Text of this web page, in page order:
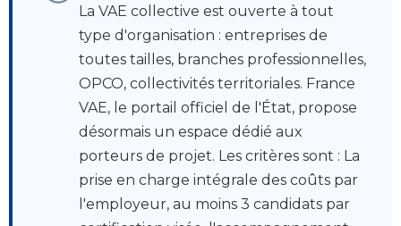
La VAE collective est ouverte à tout
type d'organisation : entreprises de
toutes tailles, branches professionnelles,
OPCO, collectivités territoriales. France
VAE, le portail officiel de l'État, propose
désormais un espace dédié aux
porteurs de projet. Les critères sont : La
prise en charge intégrale des coûts par
l'employeur, au moins 3 candidats par